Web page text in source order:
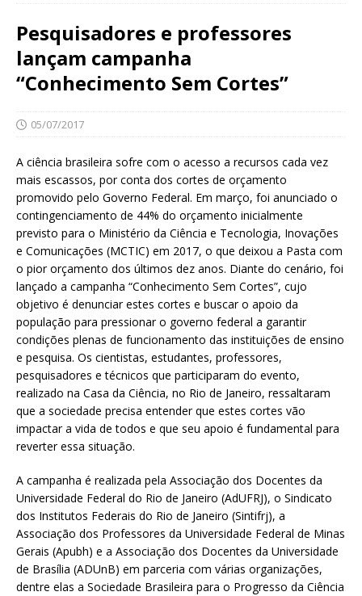
Pesquisadores e professores
lançam campanha
“Conhecimento Sem Cortes”
05/07/2017
A ciência brasileira sofre com o acesso a recursos cada vez
mais escassos, por conta dos cortes de orçamento
promovido pelo Governo Federal. Em março, foi anunciado o
contingenciamento de 44% do orçamento inicialmente
previsto para o Ministério da Ciência e Tecnologia, Inovações
e Comunicações (MCTIC) em 2017, o que deixou a Pasta com
o pior orçamento dos últimos dez anos. Diante do cenário, foi
lançado a campanha “Conhecimento Sem Cortes”, cujo
objetivo é denunciar estes cortes e buscar o apoio da
população para pressionar o governo federal a garantir
condições plenas de funcionamento das instituições de ensino
e pesquisa. Os cientistas, estudantes, professores,
pesquisadores e técnicos que participaram do evento,
realizado na Casa da Ciência, no Rio de Janeiro, ressaltaram
que a sociedade precisa entender que estes cortes vão
impactar a vida de todos e que seu apoio é fundamental para
reverter essa situação.
A campanha é realizada pela Associação dos Docentes da
Universidade Federal do Rio de Janeiro (AdUFRJ), o Sindicato
dos Institutos Federais do Rio de Janeiro (Sintifrj), a
Associação dos Professores da Universidade Federal de Minas
Gerais (Apubh) e a Associação dos Docentes da Universidade
de Brasília (ADUnB) em parceria com várias organizações,
dentre elas a Sociedade Brasileira para o Progresso da Ciência